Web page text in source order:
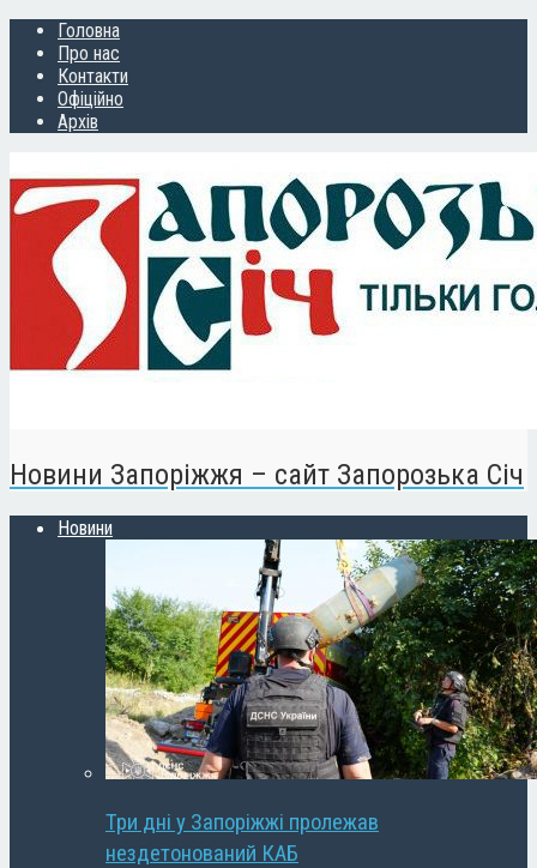
Головна
Про нас
Контакти
Офіційно
Архів
Новини Запоріжжя – сайт Запорозька Січ
Новини
Три дні у Запоріжжі пролежав
нездетонований КАБ